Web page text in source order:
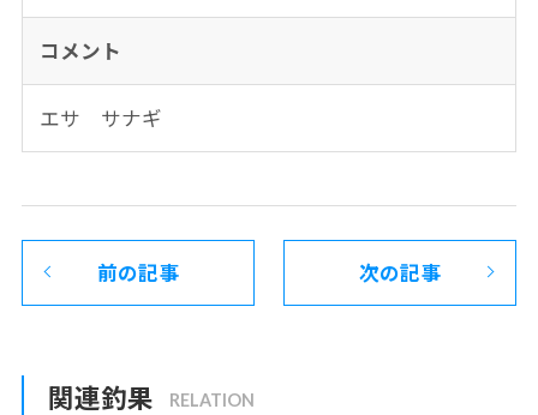
コメント
エサ サナギ
前の記事 次の記事
関連釣果